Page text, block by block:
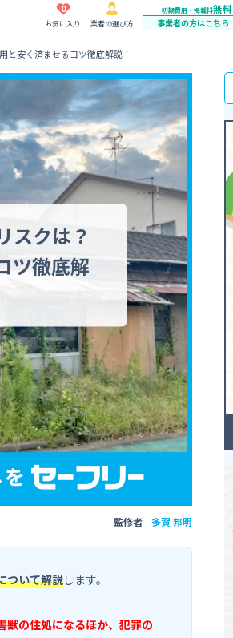
0
お気に入り 業者の選び方
初期費用・掲載料無料
事業者の方はこちら
と安く済ませるコツ徹底解説！
スクは？
ツ徹底解
監修者 多賀 邦明
ついて解説します。
獣の住処になるほか、犯罪の